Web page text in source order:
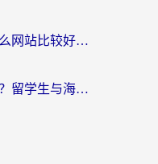
海外看国内电视直播用什么网站比较好？一篇解决你所有追剧难题的实用指南
在国外如何打开中国网站？留学生与海外华人的无缝访问指南